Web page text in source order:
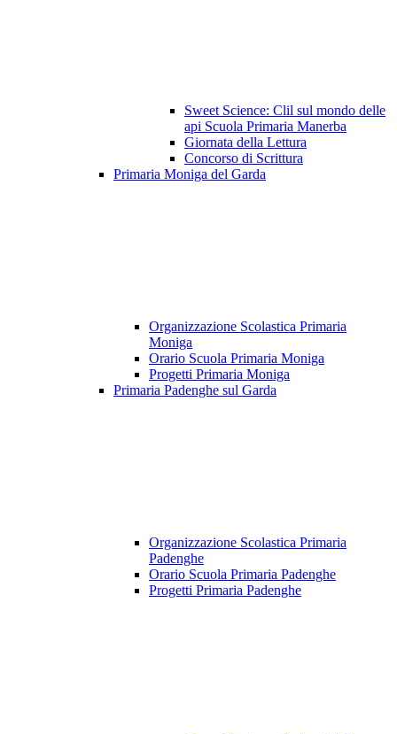
Sweet Science: Clil sul mondo delle
api Scuola Primaria Manerba
Giornata della Lettura
Concorso di Scrittura
Primaria Moniga del Garda
Organizzazione Scolastica Primaria
Moniga
Orario Scuola Primaria Moniga
Progetti Primaria Moniga
Primaria Padenghe sul Garda
Organizzazione Scolastica Primaria
Padenghe
Orario Scuola Primaria Padenghe
Progetti Primaria Padenghe